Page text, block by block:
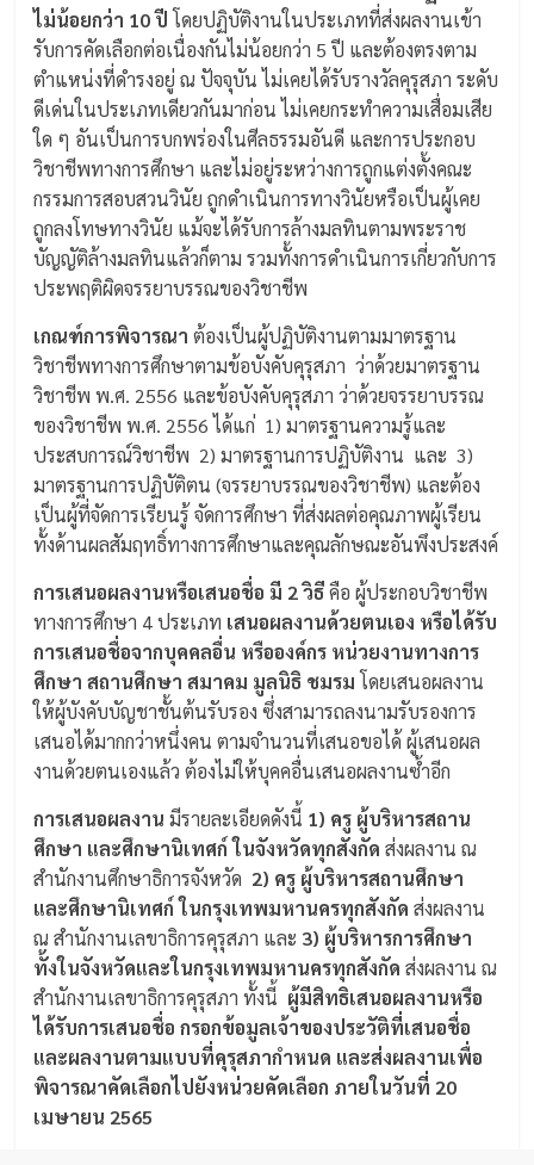
ไม่น้อยกว่า 10 ปี โดยปฏิบัติงานในประเภทที่ส่งผลงานเข้า
รับการคัดเลือกต่อเนื่องกันไม่น้อยกว่า 5 ปี และต้องตรงตาม
ตำแหน่งที่ดำรงอยู่ ณ ปัจจุบัน ไม่เคยได้รับรางวัลคุรุสภา ระดับ
ดีเด่นในประเภทเดียวกันมาก่อน ไม่เคยกระทำความเสื่อมเสีย
ใด ๆ อันเป็นการบกพร่องในศีลธรรมอันดี และการประกอบ
วิชาชีพทางการศึกษา และไม่อยู่ระหว่างการถูกแต่งตั้งคณะ
กรรมการสอบสวนวินัย ถูกดำเนินการทางวินัยหรือเป็นผู้เคย
ถูกลงโทษทางวินัย แม้จะได้รับการล้างมลทินตามพระราช
บัญญัติล้างมลทินแล้วก็ตาม รวมทั้งการดำเนินการเกี่ยวกับการ
ประพฤติผิดจรรยาบรรณของวิชาชีพ
เกณฑ์การพิจารณา ต้องเป็นผู้ปฏิบัติงานตามมาตรฐาน
วิชาชีพทางการศึกษาตามข้อบังคับคุรุสภา ว่าด้วยมาตรฐาน
วิชาชีพ พ.ศ. 2556 และข้อบังคับคุรุสภา ว่าด้วยจรรยาบรรณ
ของวิชาชีพ พ.ศ. 2556 ได้แก่ 1) มาตรฐานความรู้และ
ประสบการณ์วิชาชีพ 2) มาตรฐานการปฏิบัติงาน และ 3)
มาตรฐานการปฏิบัติตน (จรรยาบรรณของวิชาชีพ) และต้อง
เป็นผู้ที่จัดการเรียนรู้ จัดการศึกษา ที่ส่งผลต่อคุณภาพผู้เรียน
ทั้งด้านผลสัมฤทธิ์ทางการศึกษาและคุณลักษณะอันพึงประสงค์
การเสนอผลงานหรือเสนอชื่อ มี 2 วิธีคือ ผู้ประกอบวิชาชีพ
ทางการศึกษา 4 ประเภท เสนอผลงานด้วยตนเอง หรือได้รับ
การเสนอชื่อจากบุคคลอื่น หรือองค์กร หน่วยงานทางการ
ศึกษา สถานศึกษา สมาคม มูลนิธิ ชมรม โดยเสนอผลงาน
ให้ผู้บังคับบัญชาชั้นต้นรับรอง ซึ่งสามารถลงนามรับรองการ
เสนอได้มากกว่าหนึ่งคน ตามจำนวนที่เสนอขอได้ ผู้เสนอผล
งานด้วยตนเองแล้ว ต้องไม่ให้บุคคอื่นเสนอผลงานซ้ำอีก
การเสนอผลงานมีรายละเอียดดังนี้ 1) ครู ผู้บริหารสถาน
ศึกษา และศึกษานิเทศก์ ในจังหวัดทุกสังกัด ส่งผลงาน ณ
สำนักงานศึกษาธิการจังหวัด 2) ครู ผู้บริหารสถานศึกษา
และศึกษานิเทศก์ ในกรุงเทพมหานครทุกสังกัดส่งผลงาน
ณ สำนักงานเลขาธิการคุรุสภา และ 3) ผู้บริหารการศึกษา
ทั้งในจังหวัดและในกรุงเทพมหานครทุกสังกัด ส่งผลงาน ณ
สำนักงานเลขาธิการคุรุสภา ทั้งนี้ ผู้มีสิทธิเสนอผลงานหรือ
ได้รับการเสนอชื่อ กรอกข้อมูลเจ้าของประวัติที่เสนอชื่อ
และผลงานตามแบบที่คุรุสภากำหนด และส่งผลงานเพื่อ
พิจารณาคัดเลือกไปยังหน่วยคัดเลือก ภายในวันที่ 20
เมษายน 2565